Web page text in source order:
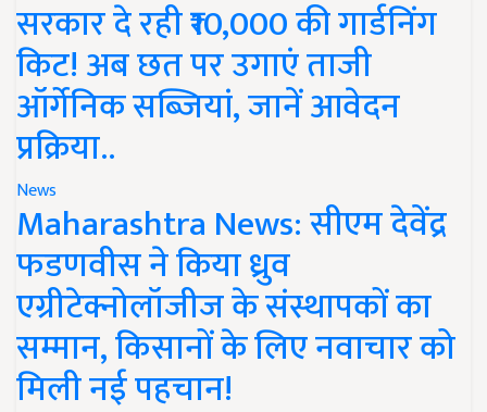
सरकार दे रही ₹10,000 की गार्डनिंग
किट! अब छत पर उगाएं ताजी
ऑर्गेनिक सब्जियां, जानें आवेदन
प्रक्रिया..
News
Maharashtra News: सीएम देवेंद्र
फडणवीस ने किया ध्रुव
एग्रीटेक्नोलॉजीज के संस्थापकों का
सम्मान, किसानों के लिए नवाचार को
मिली नई पहचान!